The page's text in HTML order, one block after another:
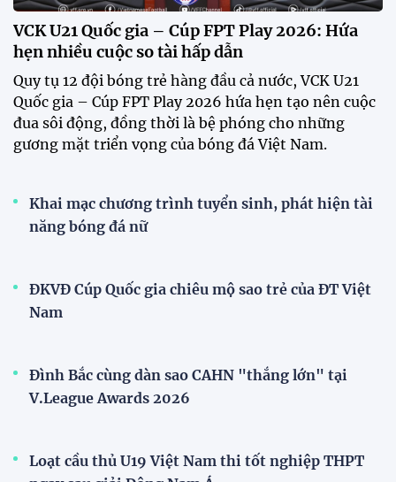
CĐV vượt gần 80 km từ 5h30 sáng để mua vé xem
tuyển Việt Nam
Tuyển Việt Nam đối đầu Malaysia ở bán kết
ASEAN Cup 2026?
Đội tuyển Việt Nam được người hâm mộ chào đón
nồng nhiệt khi trở về Hà Nội
Đội tuyển nữ Việt Nam